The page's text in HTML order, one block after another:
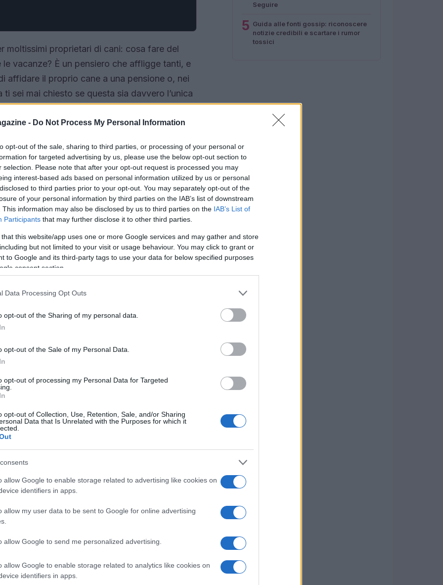
- Do Not Process My Personal Information
opt-out of the sale, sharing to third parties, or processing of your personal or
for targeted advertising by us, please use the below opt-out section to
selection. Please note that after your opt-out request is processed you may
interest-based ads based on personal information utilized by us or personal
to third parties prior to your opt-out. You may separately opt-out of the
of your personal information by third parties on the IAB’s list of downstream
This information may also be disclosed by us to third parties on the IAB’s List of
Participants that may further disclose it to other third parties.
that this website/app uses one or more Google services and may gather and store
but not limited to your visit or usage behaviour. You may click to grant or
to Google and its third-party tags to use your data for below specified purposes
consent section.
Data Processing Opt Outs
opt-out of the Sharing of my personal data.
opt-out of the Sale of my Personal Data.
opt-out of processing my Personal Data for Targeted
opt-out of Collection, Use, Retention, Sale, and/or Sharing
Data that Is Unrelated with the Purposes for which it
allow Google to enable storage related to advertising like cookies on
identifiers in apps.
allow my user data to be sent to Google for online advertising
allow Google to send me personalized advertising.
allow Google to enable storage related to analytics like cookies on
identifiers in apps.
moltissimi proprietari di cani: cosa fare del
vacanze? È un pensiero che affligge tanti, e
affidare il proprio cane a una pensione o, nei
sei mai chiesto se questa sia davvero l’unica
per viaggiare senza lasciare il tuo
scoprire!
in crescita
fatto un balzo incredibile. Sempre più hotel,
i nostri amici a quattro zampe, offrendo
è frutto di una crescente consapevolezza
le proprie esperienze di svago con i
soluzioni non mancano, e spesso non ci
la pulizia finale. Chi non vorrebbe passare
accanto?
loro parte per promuovere pacchetti vacanza
anche il tuo animale. Ad esempio, in
attrezzate con zone dedicate ai cani, dove i
in compagnia dei loro amichetti a quattro
servizi di dog-sitting, permettendo ai
o di un’escursione senza stress. Chi non
cane è coccolato da un professionista?
Seguire
5 Guida alle fonti gossip: riconoscere
notizie credibili e scartare i rumor
tossici